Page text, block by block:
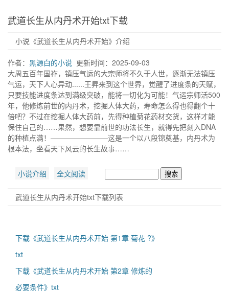
武道长生从内丹术开始txt下载
小说《武道长生从内丹术开始》介绍
作者： 黑源白的小说 更新时间：2025-09-03
大周五百年国祚，镇压气运的大宗师将不久于人世，逐渐无法镇压
气运，天下人心异动......王昇来到这个世界，觉醒了进度条的天赋，
只要技能进度条达到满级突破，能将一切化为可能！气运宗师活500
年，他修炼前世的内丹术，挖掘人体大药，寿命怎么得也得翻个十
倍吧？不过在挖掘人体大药前，先得种植菊花药材交货，这样才能
保住自己的……果然，想要靠前世的功法长生，就得先把刻入DNA
的种植点满！————————这是一个以八段锦奠基，内丹术为
根本法，坐看天下风云的长生故事……
小说介绍 全文阅读 搜索
武道长生从内丹术开始txt下载列表
下载《武道长生从内丹术开始 第1章 菊花 ?》
txt
下载《武道长生从内丹术开始 第2章 修炼的
必要条件》txt